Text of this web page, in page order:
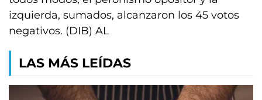
izquierda, sumados, alcanzaron los 45 votos
negativos. (DIB) AL
LAS MÁS LEÍDAS